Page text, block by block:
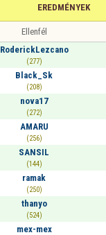
EREDMÉNYEK
Ellenfél
RoderickLezcano
(277)
Black_Sk
(208)
nova17
(272)
AMARU
(256)
SANSIL
(144)
ramak
(250)
thanyo
(524)
mex-mex